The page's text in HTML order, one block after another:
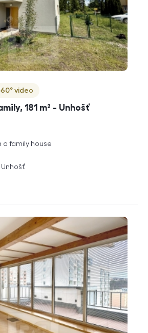
181 m² - Unhošť
video
a family house